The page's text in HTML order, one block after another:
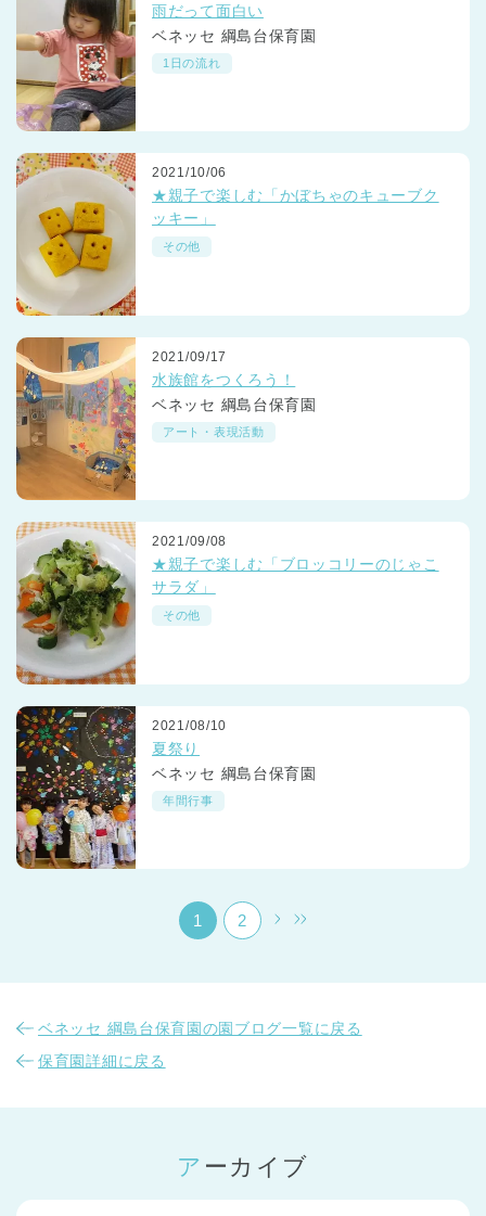
神奈川県 神奈川県 全域
千葉県
埼玉県
兵庫県 兵庫県 全域
雨だって面白い
ベネッセ 綱島台保育園
1日の流れ
2021/10/06
★親子で楽しむ「かぼちゃのキューブク
ッキー」
その他
2021/09/17
水族館をつくろう！
ベネッセ 綱島台保育園
アート・表現活動
2021/09/08
★親子で楽しむ「ブロッコリーのじゃこ
サラダ」
その他
2021/08/10
夏祭り
ベネッセ 綱島台保育園
年間行事
1 2
ベネッセ 綱島台保育園の園ブログ一覧に戻る
保育園詳細に戻る
アーカイブ